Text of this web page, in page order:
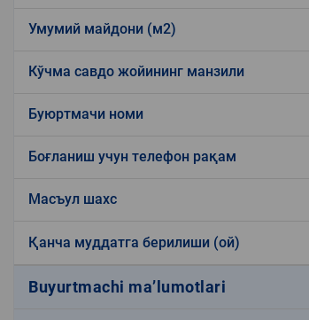
Умумий майдони (м2)
Кўчма савдо жойининг манзили
Буюртмачи номи
Боғланиш учун телефон рақам
Масъул шахс
Қанча муддатга берилиши (ой)
Buyurtmachi ma’lumotlari